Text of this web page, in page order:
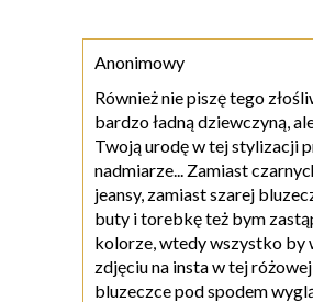
Anonimowy
Również nie piszę tego
bardzo ładną dziewczyną,
Twoją urodę w tej stylizacji
nadmiarze... Zamiast
jeansy, zamiast szarej
buty i torebkę też bym
kolorze, wtedy wszystko by
zdjęciu na insta w tej
bluzeczce pod spodem